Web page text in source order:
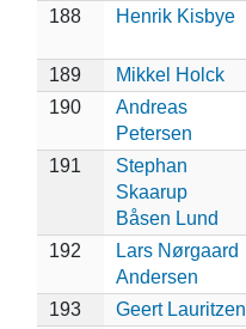
188 Henrik Kisbye
189 Mikkel Holck
190
Andreas
Petersen
191
Stephan
Skaarup
Båsen Lund
192
Lars Nørgaard
Andersen
193 Geert Lauritzen